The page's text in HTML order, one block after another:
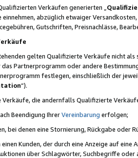
Verkäufen generierten „
abzüglich etwaiger
Gutschriften, Preisnachlässe,
gelten Qualifizierte Verkäufe nicht
Partnerprogramm oder andere
festlegen, einschließlich der
“).
die andernfalls Qualifizierte
Beendigung IhrerVereinbarung erfolgen;
bei denen eine Stornierung, Rückgabe oder
Kunden, der durch eine Anzeige auf
über Schlagwörter, Suchbegriffe